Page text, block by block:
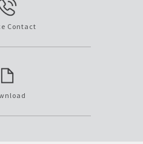
Contact